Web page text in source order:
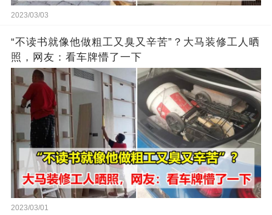
2023/03/03
“不读书就像他做粗工又臭又辛苦”？大马装修工人晒
照，网友：看车牌懵了一下
2023/03/01